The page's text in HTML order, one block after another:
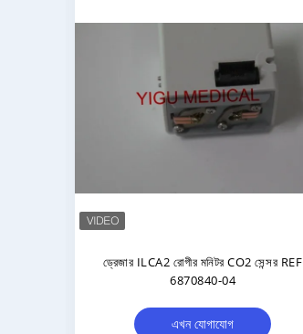
MINDRAY 90 দিনের ওয়ারেন্টির জন্য রোগীর
মনিটর ETCO2 সেন্সর
এখন যোগাযোগ